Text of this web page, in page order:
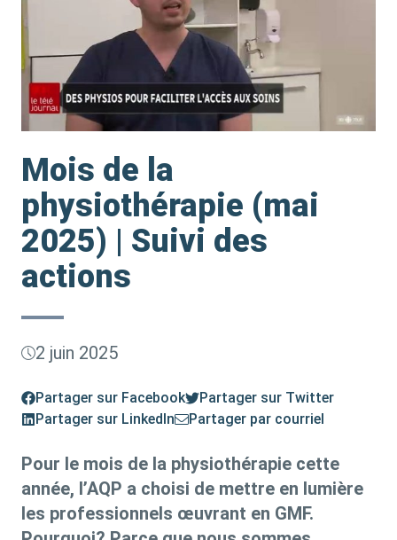
Mois de la
physiothérapie (mai
2025) | Suivi des
actions
2 juin 2025
Partager sur Facebook
Partager sur Twitter
Partager sur LinkedIn
Partager par courriel
Pour le mois de la physiothérapie cette
année, l’AQP a choisi de mettre en lumière
les professionnels œuvrant en GMF.